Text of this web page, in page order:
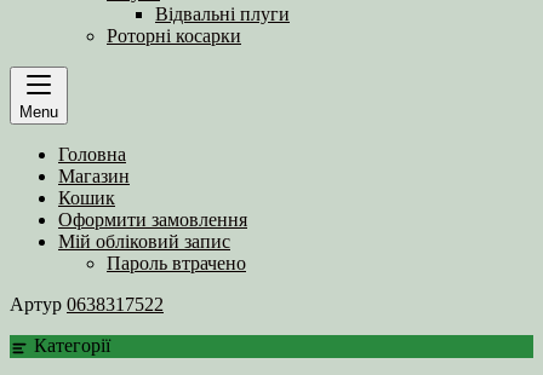
Відвальні плуги
Роторні косарки
Menu
Головна
Магазин
Кошик
Оформити замовлення
Мій обліковий запис
Пароль втрачено
Артур 0638317522
Категорії